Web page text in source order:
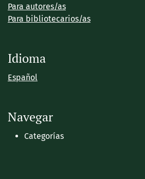
Para autores/as
Para bibliotecarios/as
Idioma
Español
Navegar
Categorías